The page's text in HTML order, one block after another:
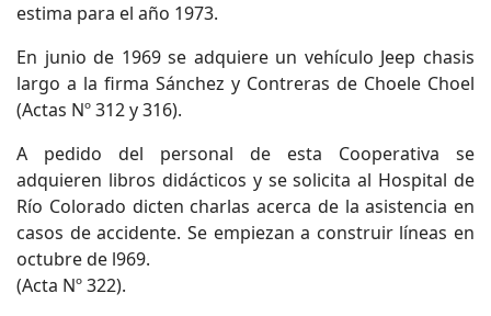
estima para el año 1973.
En junio de 1969 se adquiere un vehículo Jeep chasis
largo a la firma Sánchez y Contreras de Choele Choel
(Actas Nº 312 y 316).
A pedido del personal de esta Cooperativa se
adquieren libros didácticos y se solicita al Hospital de
Río Colorado dicten charlas acerca de la asistencia en
casos de accidente. Se empiezan a construir líneas en
octubre de l969.
(Acta Nº 322).